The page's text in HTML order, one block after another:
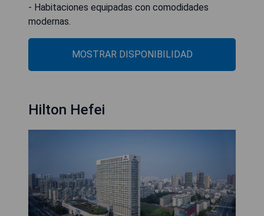
- Habitaciones equipadas con comodidades
modernas.
MOSTRAR DISPONIBILIDAD
Hilton Hefei